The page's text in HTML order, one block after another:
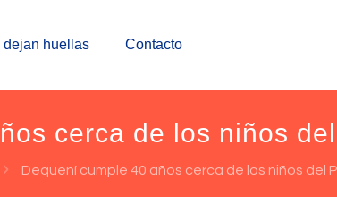
dejan huellas Contacto
cerca de los niños
Dequení cumple 40 años cerca de los niños del